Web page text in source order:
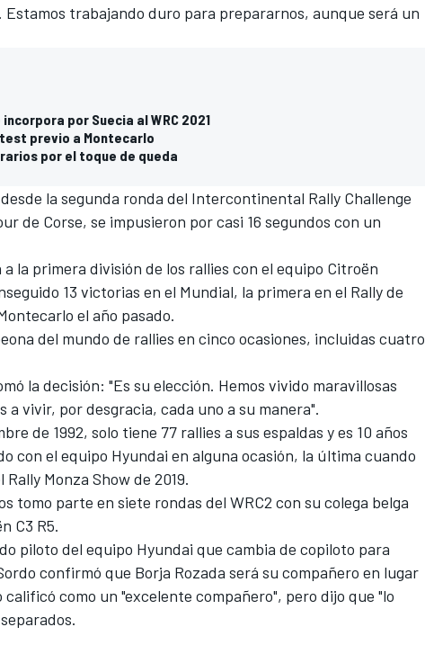
trabajando duro para prepararnos, aunque será un
por Suecia al WRC 2021
previo a Montecarlo
por el toque de queda
la segunda ronda del Intercontinental Rally Challenge
de Corse, se impusieron por casi 16 segundos con un
la primera división de los rallies con el equipo Citroën
13 victorias en el Mundial, la primera en el Rally de
el año pasado.
del mundo de rallies en cinco ocasiones, incluidas cuatro
la decisión: "Es su elección. Hemos vivido maravillosas
vivir, por desgracia, cada uno a su manera".
de 1992, solo tiene 77 rallies a sus espaldas y es 10 años
con el equipo Hyundai en alguna ocasión, la última cuando
Monza Show de 2019.
tomo parte en siete rondas del WRC2 con su colega belga
C3 R5.
piloto del equipo Hyundai que cambia de copiloto para
confirmó que Borja Rozada será su compañero en lugar
como un "excelente compañero", pero dijo que "lo